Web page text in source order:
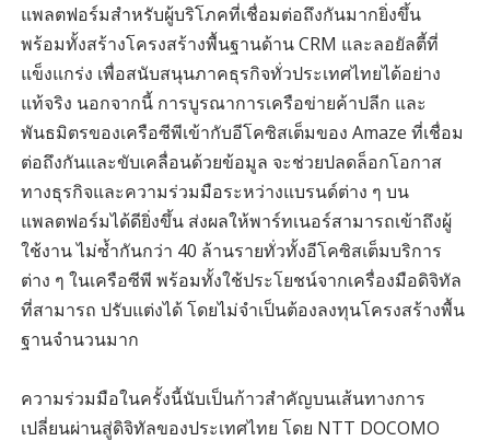
แพลตฟอร์มสำหรับผู้บริโภคที่เชื่อมต่อถึงกันมากยิ่งขึ้น
พร้อมทั้งสร้างโครงสร้างพื้นฐานด้าน CRM และลอยัลตี้ที่
แข็งแกร่ง เพื่อสนับสนุนภาคธุรกิจทั่วประเทศไทยได้อย่าง
แท้จริง นอกจากนี้ การบูรณาการเครือข่ายค้าปลีก และ
พันธมิตรของเครือซีพีเข้ากับอีโคซิสเต็มของ Amaze ที่เชื่อม
ต่อถึงกันและขับเคลื่อนด้วยข้อมูล จะช่วยปลดล็อกโอกาส
ทางธุรกิจและความร่วมมือระหว่างแบรนด์ต่าง ๆ บน
แพลตฟอร์มได้ดียิ่งขึ้น ส่งผลให้พาร์ทเนอร์สามารถเข้าถึงผู้
ใช้งาน ไม่ซ้ำกันกว่า 40 ล้านรายทั่วทั้งอีโคซิสเต็มบริการ
ต่าง ๆ ในเครือซีพี พร้อมทั้งใช้ประโยชน์จากเครื่องมือดิจิทัล
ที่สามารถ ปรับแต่งได้ โดยไม่จำเป็นต้องลงทุนโครงสร้างพื้น
ฐานจำนวนมาก
ความร่วมมือในครั้งนี้นับเป็นก้าวสำคัญบนเส้นทางการ
เปลี่ยนผ่านสู่ดิจิทัลของประเทศไทย โดย NTT DOCOMO